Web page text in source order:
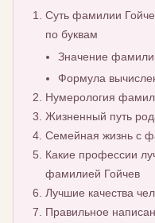
Суть фамилии
по буквам
Значение
Формула
Нумерология
Жизненный путь
Семейная жизнь с
Какие профессии
фамилией Гойчев
Лучшие качества
Правильное